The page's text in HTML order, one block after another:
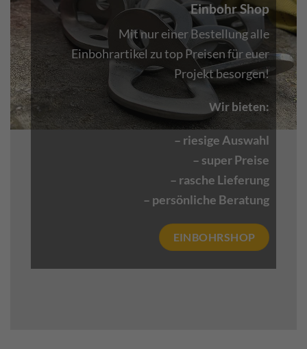
Einbohr Shop
Mit nur einer Bestellung alle
Einbohrartikel zu top Preisen für euer
Projekt besorgen!
Wir bieten:
– riesige Auswahl
– super Preise
– rasche Lieferung
– persönliche Beratung
EINBOHRSHOP